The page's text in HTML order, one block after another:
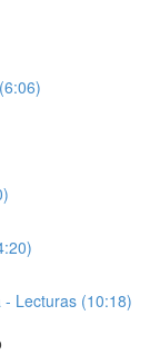
Lecturas (10:18)